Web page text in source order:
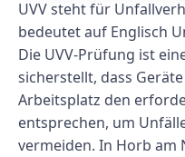
UVV steht für
bedeutet auf Englisch
Die UVV-Prüfung ist
sicherstellt, dass
Arbeitsplatz den
entsprechen, um
vermeiden. In Horb am